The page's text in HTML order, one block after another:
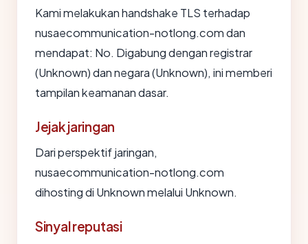
Kami melakukan handshake TLS terhadap
nusaecommunication-notlong.com dan
mendapat: No. Digabung dengan registrar
(Unknown) dan negara (Unknown), ini memberi
tampilan keamanan dasar.
Jejak jaringan
Dari perspektif jaringan,
nusaecommunication-notlong.com
dihosting di Unknown melalui Unknown.
Sinyal reputasi